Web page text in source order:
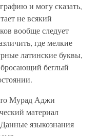
и могу сказать,
не всякий
вообще следует
где мелкие
латинские буквы,
бросающий беглый
Мурад Аджи
материал
языкознания